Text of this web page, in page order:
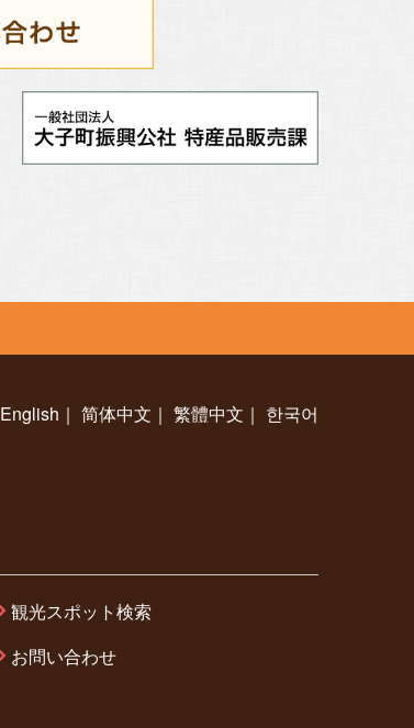
English ｜ 简体中文 ｜ 繁體中文 ｜ 한국어
観光スポット検索
お問い合わせ